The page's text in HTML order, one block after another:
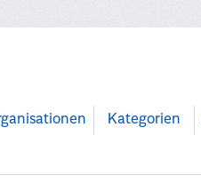
Kategorien